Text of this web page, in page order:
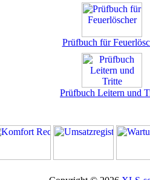
Prüfbuch für
Prüfbuch Leitern und